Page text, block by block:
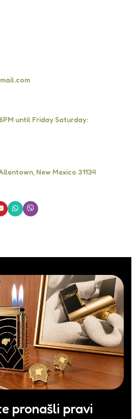
until Friday Saturday:
New Mexico 31134
pronašli pravi